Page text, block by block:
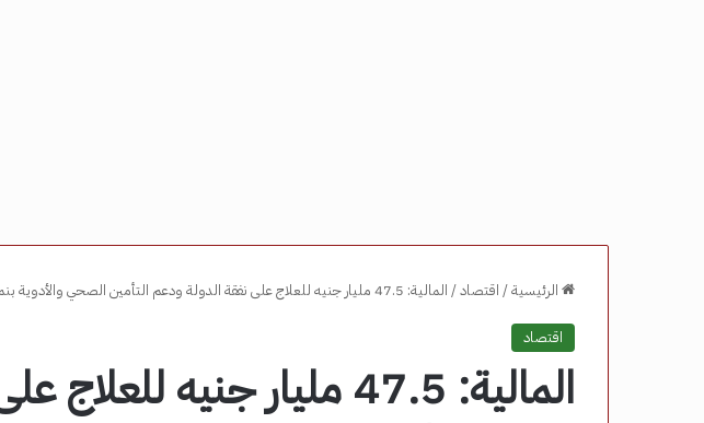
الرئيسية/ اقتصاد/ المالية: 47.5 مليار جنيه للعلاج على نفقة الدولة ودعم التأمين الصحي والأدوية بنمو 69% – مصر نيوز
اقتصاد
المالية: 47.5 مليار جنيه